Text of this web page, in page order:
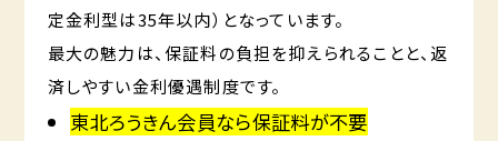
定金利型は35年以内）となっています。
最大の魅力は、保証料の負担を抑えられることと、返
済しやすい金利優遇制度です。
東北ろうきん会員なら保証料が不要